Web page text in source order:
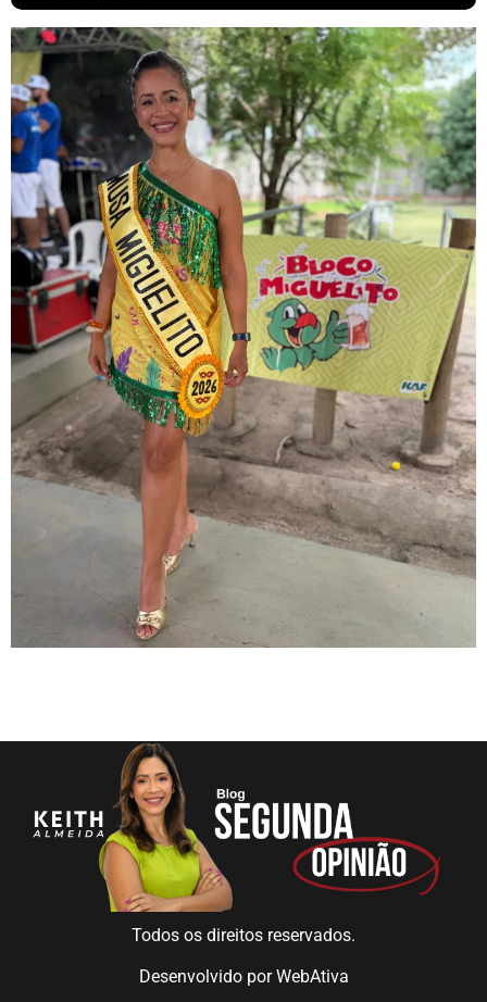
Todos os direitos reservados.
Desenvolvido porWebAtiva